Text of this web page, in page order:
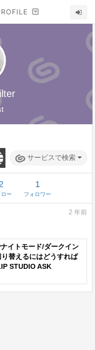
サービスで検索
ロー
1
フォロワー
2 年前
イトモード/ダークイン
替えるにはどうすれば
STUDIO ASK